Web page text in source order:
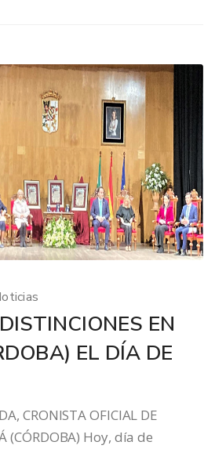
EN
EL DÍA DE
CRONISTA OFICIAL DE
(CÓRDOBA) Hoy, día de